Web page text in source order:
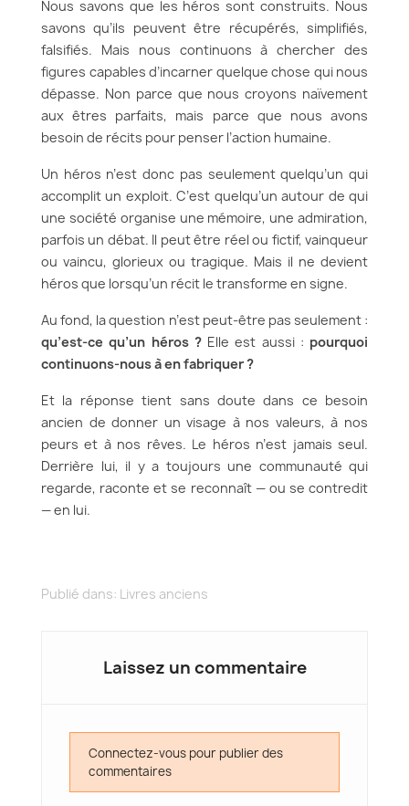
Nous savons que les héros sont construits. Nous
savons qu’ils peuvent être récupérés, simplifiés,
falsifiés. Mais nous continuons à chercher des
figures capables d’incarner quelque chose qui nous
dépasse. Non parce que nous croyons naïvement
aux êtres parfaits, mais parce que nous avons
besoin de récits pour penser l’action humaine.
Un héros n’est donc pas seulement quelqu’un qui
accomplit un exploit. C’est quelqu’un autour de qui
une société organise une mémoire, une admiration,
parfois un débat. Il peut être réel ou fictif, vainqueur
ou vaincu, glorieux ou tragique. Mais il ne devient
héros que lorsqu’un récit le transforme en signe.
Au fond, la question n’est peut-être pas seulement :
qu’est-ce qu’un héros ?Elle est aussi : pourquoi
continuons-nous à en fabriquer ?
Et la réponse tient sans doute dans ce besoin
ancien de donner un visage à nos valeurs, à nos
peurs et à nos rêves. Le héros n’est jamais seul.
Derrière lui, il y a toujours une communauté qui
regarde, raconte et se reconnaît — ou se contredit
— en lui.
Publié dans: Livres anciens
Laissez un commentaire
Connectez-vous pour publier des
commentaires